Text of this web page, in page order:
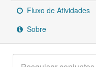
SobreFluxo de Atividades
Sobre